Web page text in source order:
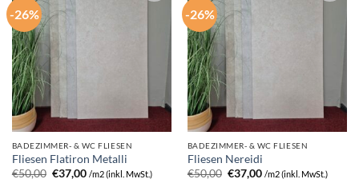
-26%
BADEZIMMER- & WC FLIESEN
Fliesen Flatiron Metalli
€50,00 Ursprünglicher
Preis
€37,00Aktueller
Preis
/m2 (inkl. MwSt.)
-26%
BADEZIMMER- & WC FLIESEN
Fliesen Nereidi
€50,00 Ursprünglicher
Preis
€37,00Aktueller
Preis
/m2 (inkl. MwSt.)